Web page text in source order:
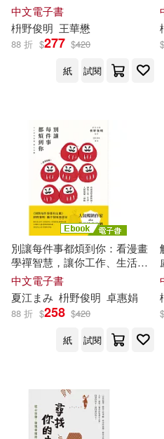
練習 (電子書)
中文電子書
枡野俊明 王華懋
88 折 $277 $420
紙
試閱
$
別讓每件事都煩到你：看漫畫
學禪智慧，讓你工作、生活、
人際無憂一身輕 (電子書)
中文電子書
夏江まみ 枡野俊明 卓惠娟
88 折 $258 $420
紙
試閱
$